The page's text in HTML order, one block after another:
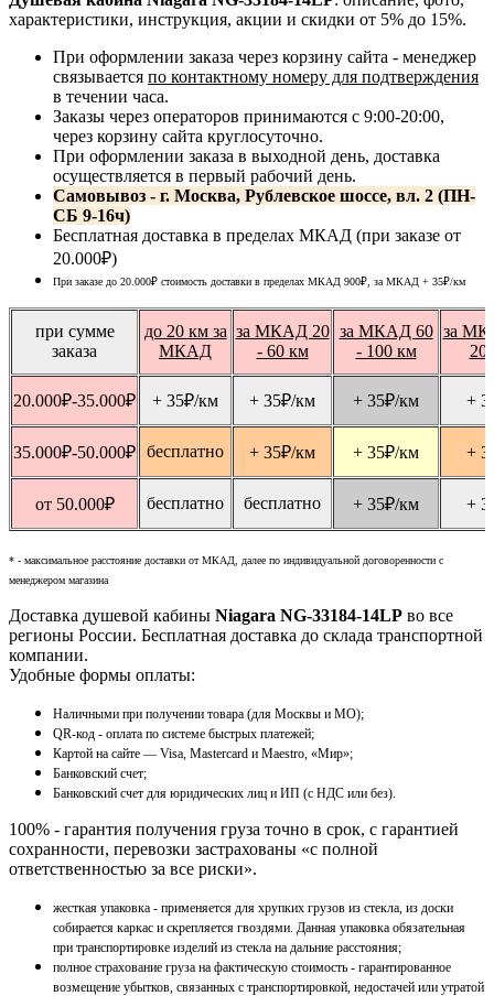
характеристики, инструкция, акции и скидки от 5% до 15%.
При оформлении заказа через корзину сайта - менеджер
связывается по контактному номеру для подтверждения
в течении часа.
Заказы через операторов принимаются с 9:00-20:00,
через корзину сайта круглосуточно.
При оформлении заказа в выходной день, доставка
осуществляется в первый рабочий день.
Самовывоз - г. Москва, Рублевское шоссе, вл. 2 (ПН-
СБ 9-16ч)
Бесплатная доставка в пределах МКАД (при заказе от
20.000₽)
При заказе до 20.000₽ стоимость доставки в пределах МКАД 900₽, за МКАД + 35₽/км
при сумме
заказа
до 20 км за
МКАД
за МКАД 20
- 60 км
за МКАД 60
- 100 км
за
20.000₽-35.000₽ + 35₽/км + 35₽/км + 35₽/км +
35.000₽-50.000₽ бесплатно + 35₽/км + 35₽/км +
от 50.000₽ бесплатно бесплатно + 35₽/км +
* - максимальное расстояние доставки от МКАД, далее по индивидуальной договоренности с
менеджером магазина
Доставка душевой кабины Niagara NG-33184-14LP во все
регионы России. Бесплатная доставка до склада транспортной
компании.
Удобные формы оплаты:
Наличными при получении товара (для Москвы и МО);
QR-код - оплата по системе быстрых платежей;
Картой на сайте — Visa, Mastercard и Maestro, «Мир»;
Банковский счет;
Банковский счет для юридических лиц и ИП (с НДС или без).
100% - гарантия получения груза точно в срок, с гарантией
сохранности, перевозки застрахованы «с полной
ответственностью за все риски».
жесткая упаковка - применяется для хрупких грузов из стекла, из доски
собирается каркас и скрепляется гвоздями. Данная упаковка обязательная
при транспортировке изделий из стекла на дальние расстояния;
полное страхование груза на фактическую стоимость - гарантированное
возмещение убытков, связанных с транспортировкой, недостачей или утратой